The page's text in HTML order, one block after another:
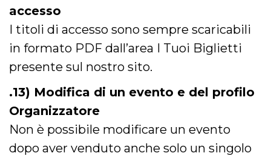
accesso
I titoli di accesso sono sempre scaricabili
in formato PDF dall’area I Tuoi Biglietti
presente sul nostro sito.
.13) Modifica di un evento e del profilo
Organizzatore
Non è possibile modificare un evento
dopo aver venduto anche solo un singolo